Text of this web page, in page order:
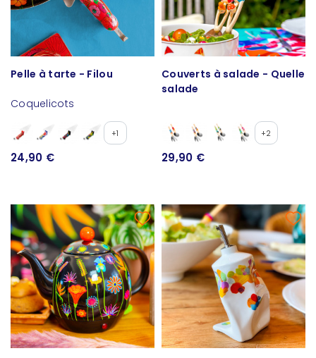
Pelle à tarte - Filou
Coquelicots
+1
24,90 €
Couverts à salade - Quelle
salade
+2
29,90 €